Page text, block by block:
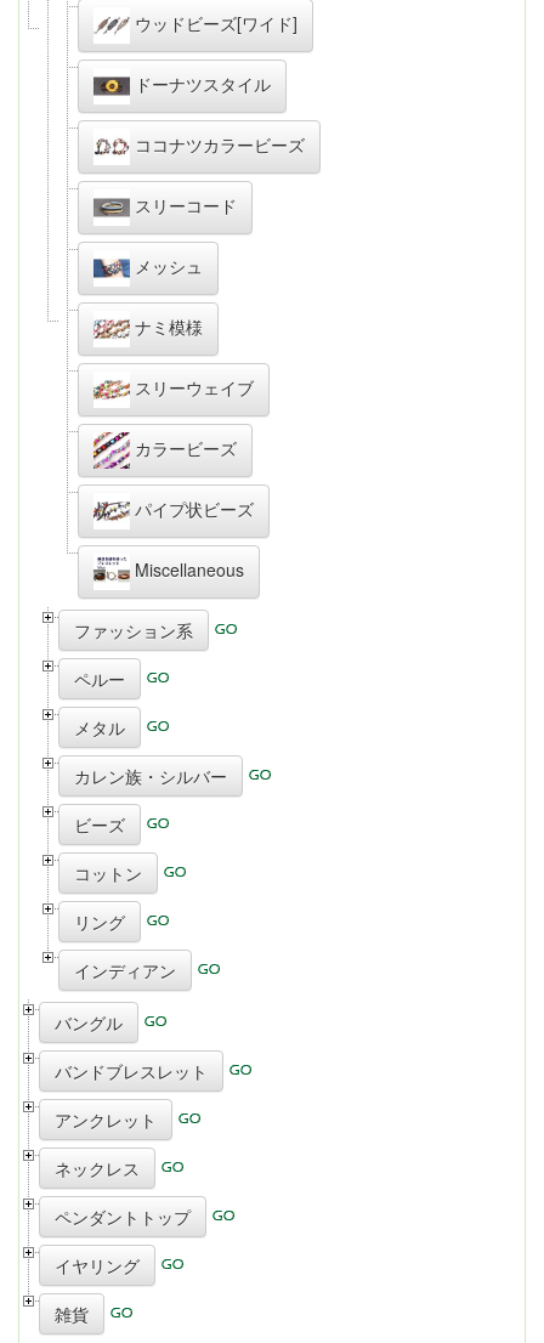
ウッドビーズ[ワイド]
ドーナツスタイル
ココナツカラービーズ
スリーコード
メッシュ
ナミ模様
スリーウェイブ
カラービーズ
パイプ状ビーズ
Miscellaneous
ファッション系
ペルー
メタル
カレン族・シルバー
ビーズ
コットン
リング
インディアン
バングル
バンドブレスレット
アンクレット
ネックレス
ペンダントトップ
イヤリング
雑貨